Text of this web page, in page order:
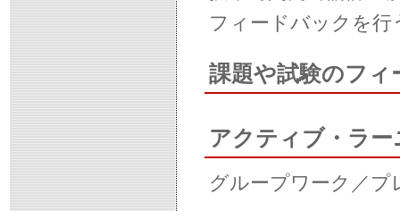
フィードバックを行
課題や試験のフィ
アクティブ・ラ
グループワーク／